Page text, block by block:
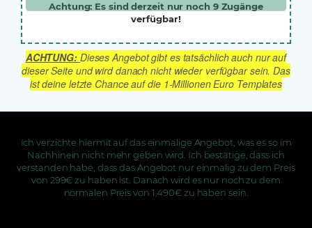
Achtung: Es sind derzeit nur noch 9Zugänge
verfügbar!
ACHTUNG: Dieses Angebot gibt es tatsächlich auch nur auf
dieser Seite und wird danach nicht wieder verfügbar sein. Das
ist deine letzte Chance auf die 1-Millionen Euro Templates
Ich verzichte hiermit auf das einmalige Angebot, was es so im
Nachhinein nicht mehr geben wird. Ich bestätige, dass ich
verstanden habe, dass das Angebot nur einmalig zu dem Preis
von 299€ zu haben ist. Danach wird es nur noch zu dem
normalen Preis von 1.490€ zu haben sein.